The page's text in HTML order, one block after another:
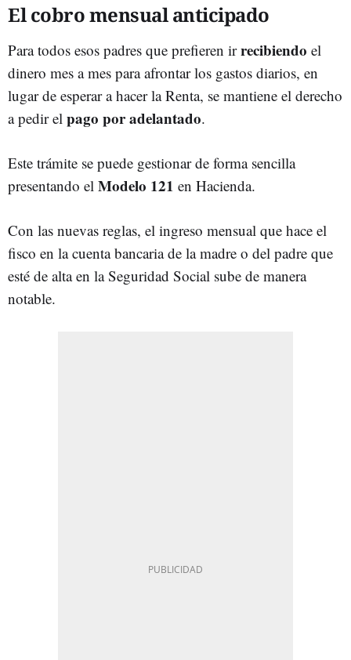
El cobro mensual anticipado
Para todos esos padres que prefieren irrecibiendo el
dinero mes a mes para afrontar los gastos diarios, en
lugar de esperar a hacer la Renta, se mantiene el derecho
a pedir el pago por adelantado.
Este trámite se puede gestionar de forma sencilla
presentando el Modelo 121 en Hacienda.
Con las nuevas reglas, el ingreso mensual que hace el
fisco en la cuenta bancaria de la madre o del padre que
esté de alta en la Seguridad Social sube de manera
notable.